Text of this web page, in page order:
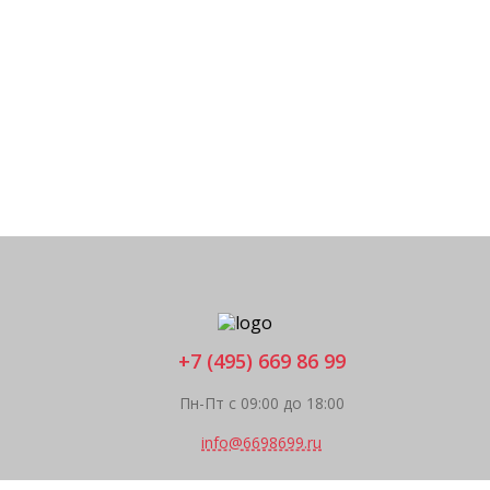
+7 (495) 669 86 99
Пн-Пт с 09:00 до 18:00
info@6698699.ru